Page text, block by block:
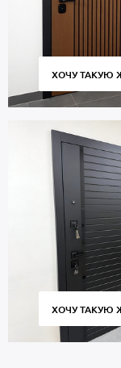
ХОЧУ ТАКУЮ
ХОЧУ ТАКУЮ